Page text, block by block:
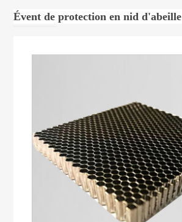
Évent de protection en nid